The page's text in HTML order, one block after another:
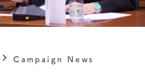
Campaign News